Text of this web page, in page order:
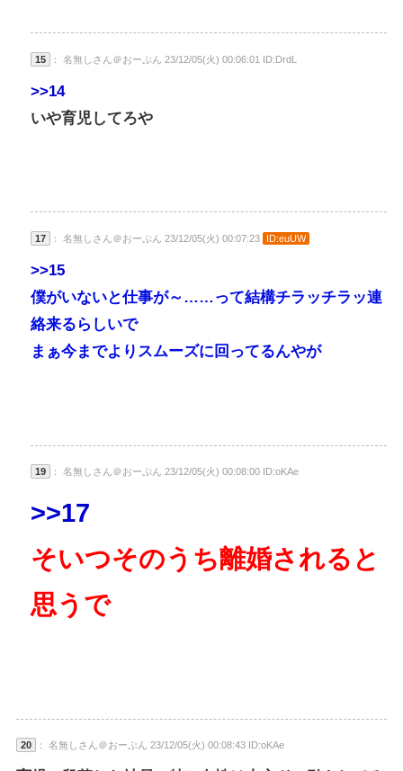
15 ： 名無しさん＠おーぷん 23/12/05(火) 00:06:01 ID:DrdL
>>14
いや育児してろや
17 ： 名無しさん＠おーぷん 23/12/05(火) 00:07:23 ID:euUW
>>15
僕がいないと仕事が～……って結構チラッチラッ連
絡来るらしいで
まぁ今までよりスムーズに回ってるんやが
19 ： 名無しさん＠おーぷん 23/12/05(火) 00:08:00 ID:oKAe
>>17
そいつそのうち離婚されると
思うで
20 ： 名無しさん＠おーぷん 23/12/05(火) 00:08:43 ID:oKAe